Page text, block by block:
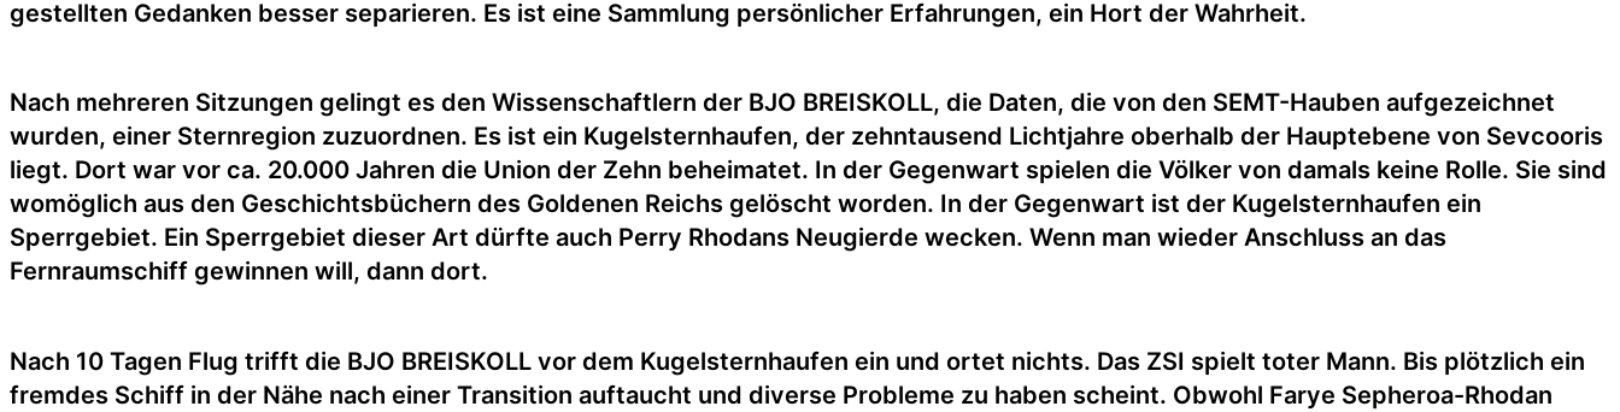
gestellten Gedanken besser separieren. Es ist eine Sammlung persönlicher Erfahrungen, ein Hort der Wahrheit.
Nach mehreren Sitzungen gelingt es den Wissenschaftlern der BJO BREISKOLL, die Daten, die von den SEMT-Hauben aufgezeichnet
wurden, einer Sternregion zuzuordnen. Es ist ein Kugelsternhaufen, der zehntausend Lichtjahre oberhalb der Hauptebene von Sevcooris
liegt. Dort war vor ca. 20.000 Jahren die Union der Zehn beheimatet. In der Gegenwart spielen die Völker von damals keine Rolle. Sie sind
womöglich aus den Geschichtsbüchern des Goldenen Reichs gelöscht worden. In der Gegenwart ist der Kugelsternhaufen ein
Sperrgebiet. Ein Sperrgebiet dieser Art dürfte auch Perry Rhodans Neugierde wecken. Wenn man wieder Anschluss an das
Fernraumschiff gewinnen will, dann dort.
Nach 10 Tagen Flug trifft die BJO BREISKOLL vor dem Kugelsternhaufen ein und ortet nichts. Das ZSI spielt toter Mann. Bis plötzlich ein
fremdes Schiff in der Nähe nach einer Transition auftaucht und diverse Probleme zu haben scheint. Obwohl Farye Sepheroa-Rhodan